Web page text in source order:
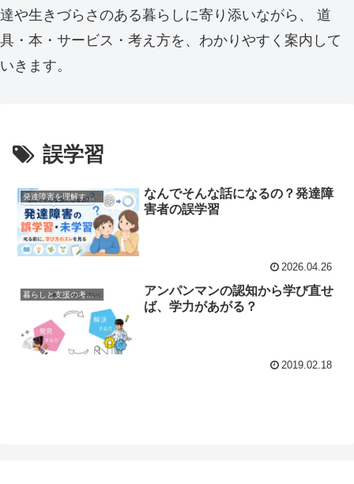
達や生きづらさのある暮らしに寄り添いながら、 道
具・本・サービス・考え方を、わかりやすく案内して
いきます。
誤学習
発達障害を理解する本
なんでそんな話になるの？発達障
害者の誤学習
2026.04.26
暮らしと支援の考え方
アンパンマンの認知から学び直せ
ば、学力があがる？
2019.02.18